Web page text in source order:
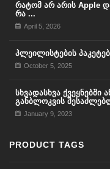
რატომ არ არის Apple
რა ...
April 5, 2026
პლეილისტების
October 5, 2025
სხვადასხვა ქვეყნებში
განბლოკვის
January 9, 2023
PRODUCT TAGS